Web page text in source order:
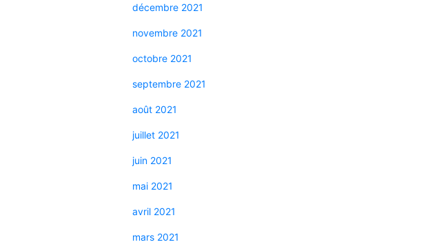
décembre 2021
novembre 2021
octobre 2021
septembre 2021
août 2021
juillet 2021
juin 2021
mai 2021
avril 2021
mars 2021